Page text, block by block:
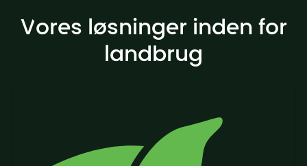
Vores løsninger inden for
landbrug